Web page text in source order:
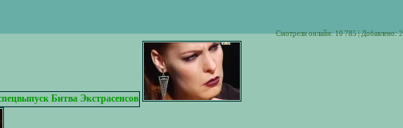
Cмотрели онлайн: 10 785 | Добавлено: